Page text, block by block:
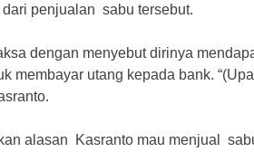
penjualan sabu tersebut.
dengan menyebut dirinya
membayar utang kepada bank.
alasan Kasranto mau menjual